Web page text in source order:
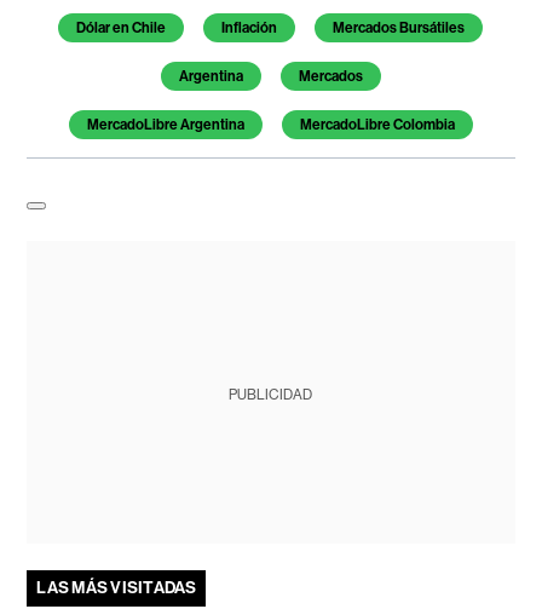
Dólar en Chile Inflación Mercados Bursátiles
Argentina Mercados
MercadoLibre Argentina MercadoLibre Colombia
PUBLICIDAD
LAS MÁS VISITADAS